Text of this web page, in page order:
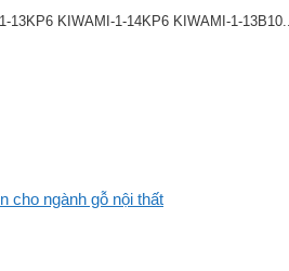
KIWAMI-1-14KP6 KIWAMI-1-13B10...
cho ngành gỗ nội thất